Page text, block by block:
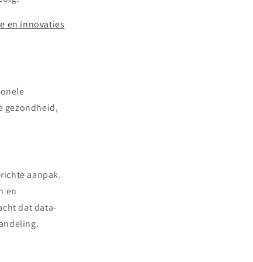
en innovaties
gezondheid,
aanpak.
en
dat data-